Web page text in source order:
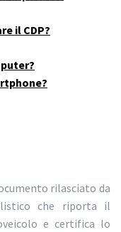
il CDP?
rilasciato da
che riporta il
e certifica lo